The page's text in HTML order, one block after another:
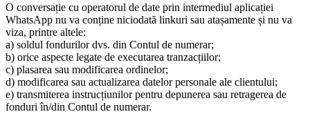
O conversație cu operatorul de date prin intermediul aplicației
WhatsApp nu va conține niciodată linkuri sau atașamente și nu va
viza, printre altele:
a) soldul fondurilor dvs. din Contul de numerar;
b) orice aspecte legate de executarea tranzacțiilor;
c) plasarea sau modificarea ordinelor;
d) modificarea sau actualizarea datelor personale ale clientului;
e) transmiterea instrucțiunilor pentru depunerea sau retragerea de
fonduri în/din Contul de numerar.